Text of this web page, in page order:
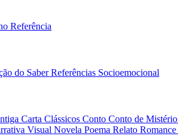
Referência
do SaberReferências Socioemocional
Carta Clássicos Conto Conto de Mistério
Visual Novela Poema Relato Romance